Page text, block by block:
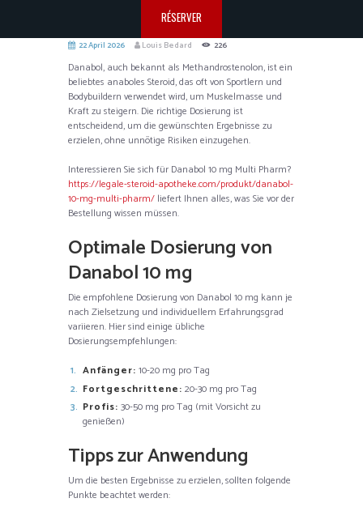
RÉSERVER
22 April 2026 Louis Bedard 226
Danabol, auch bekannt als Methandrostenolon, ist ein
beliebtes anaboles Steroid, das oft von Sportlern und
Bodybuildern verwendet wird, um Muskelmasse und
Kraft zu steigern. Die richtige Dosierung ist
entscheidend, um die gewünschten Ergebnisse zu
erzielen, ohne unnötige Risiken einzugehen.
Interessieren Sie sich für Danabol 10 mg Multi Pharm?
https://legale-steroid-apotheke.com/produkt/danabol-
10-mg-multi-pharm/ liefert Ihnen alles, was Sie vor der
Bestellung wissen müssen.
Optimale Dosierung von
Danabol 10 mg
Die empfohlene Dosierung von Danabol 10 mg kann je
nach Zielsetzung und individuellem Erfahrungsgrad
variieren. Hier sind einige übliche
Dosierungsempfehlungen:
Anfänger: 10-20 mg pro Tag
Fortgeschrittene: 20-30 mg pro Tag
Profis: 30-50 mg pro Tag (mit Vorsicht zu
genießen)
Tipps zur Anwendung
Um die besten Ergebnisse zu erzielen, sollten folgende
Punkte beachtet werden: